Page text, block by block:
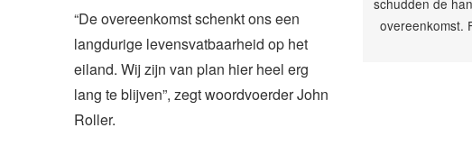
schudden de
overeenkomst.
“De overeenkomst schenkt ons een
langdurige levensvatbaarheid op het
eiland. Wij zijn van plan hier heel erg
lang te blijven”, zegt woordvoerder John
Roller.